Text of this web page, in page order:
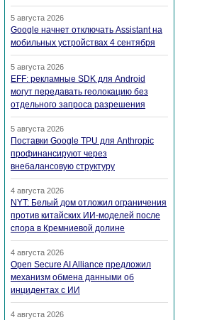
5 августа 2026
Google начнет отключать Assistant на
мобильных устройствах 4 сентября
5 августа 2026
EFF: рекламные SDK для Android
могут передавать геолокацию без
отдельного запроса разрешения
5 августа 2026
Поставки Google TPU для Anthropic
профинансируют через
внебалансовую структуру
4 августа 2026
NYT: Белый дом отложил ограничения
против китайских ИИ-моделей после
спора в Кремниевой долине
4 августа 2026
Open Secure AI Alliance предложил
механизм обмена данными об
инцидентах с ИИ
4 августа 2026